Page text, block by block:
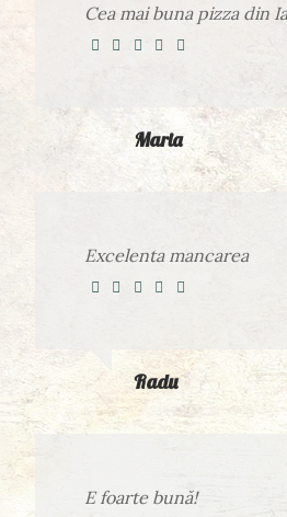
Cea mai buna pizza din
Maria
Excelenta mancarea
Radu
E foarte bună!